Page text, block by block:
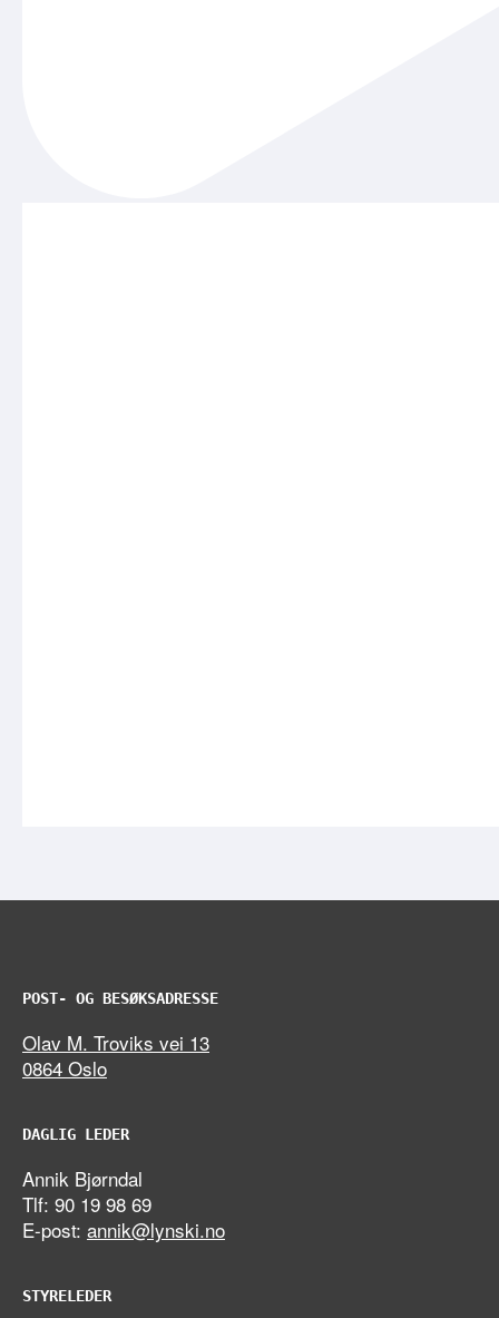
POST- OG BESØKSADRESSE
Olav M. Troviks vei 13
0864 Oslo
DAGLIG LEDER
Annik Bjørndal
Tlf: 90 19 98 69
E-post: annik@lynski.no
STYRELEDER